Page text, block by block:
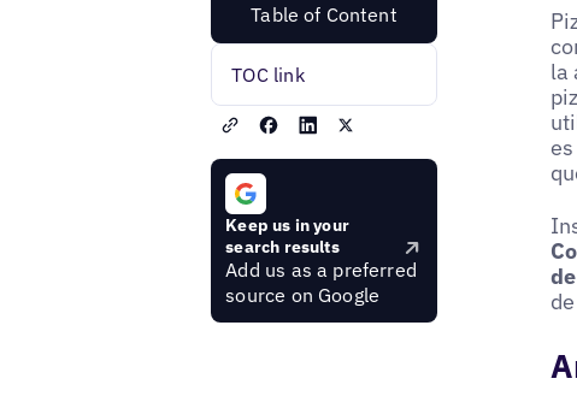
Table of Content
TOC link
Keep us in your
search results
Add us as a preferred
source on Google
la